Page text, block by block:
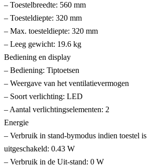
– Toestelbreedte: 560 mm
– Toesteldiepte: 320 mm
– Max. toesteldiepte: 320 mm
– Leeg gewicht: 19.6 kg
Bediening en display
– Bediening: Tiptoetsen
– Weergave van het ventilatievermogen
– Soort verlichting: LED
– Aantal verlichtingselementen: 2
Energie
– Verbruik in stand-bymodus indien toestel is
uitgeschakeld: 0.43 W
– Verbruik in de Uit-stand: 0 W